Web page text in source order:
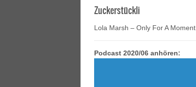
Zuckerstückli
Lola Marsh – Only For A Moment
Podcast 2020/06 anhören: